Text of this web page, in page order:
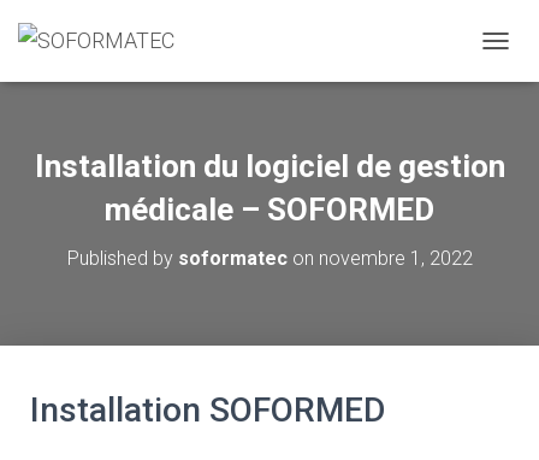
O
E
Installation du logiciel de gestion
médicale – SOFORMED
Published by soformatecon novembre 1, 2022
Installation SOFORMED